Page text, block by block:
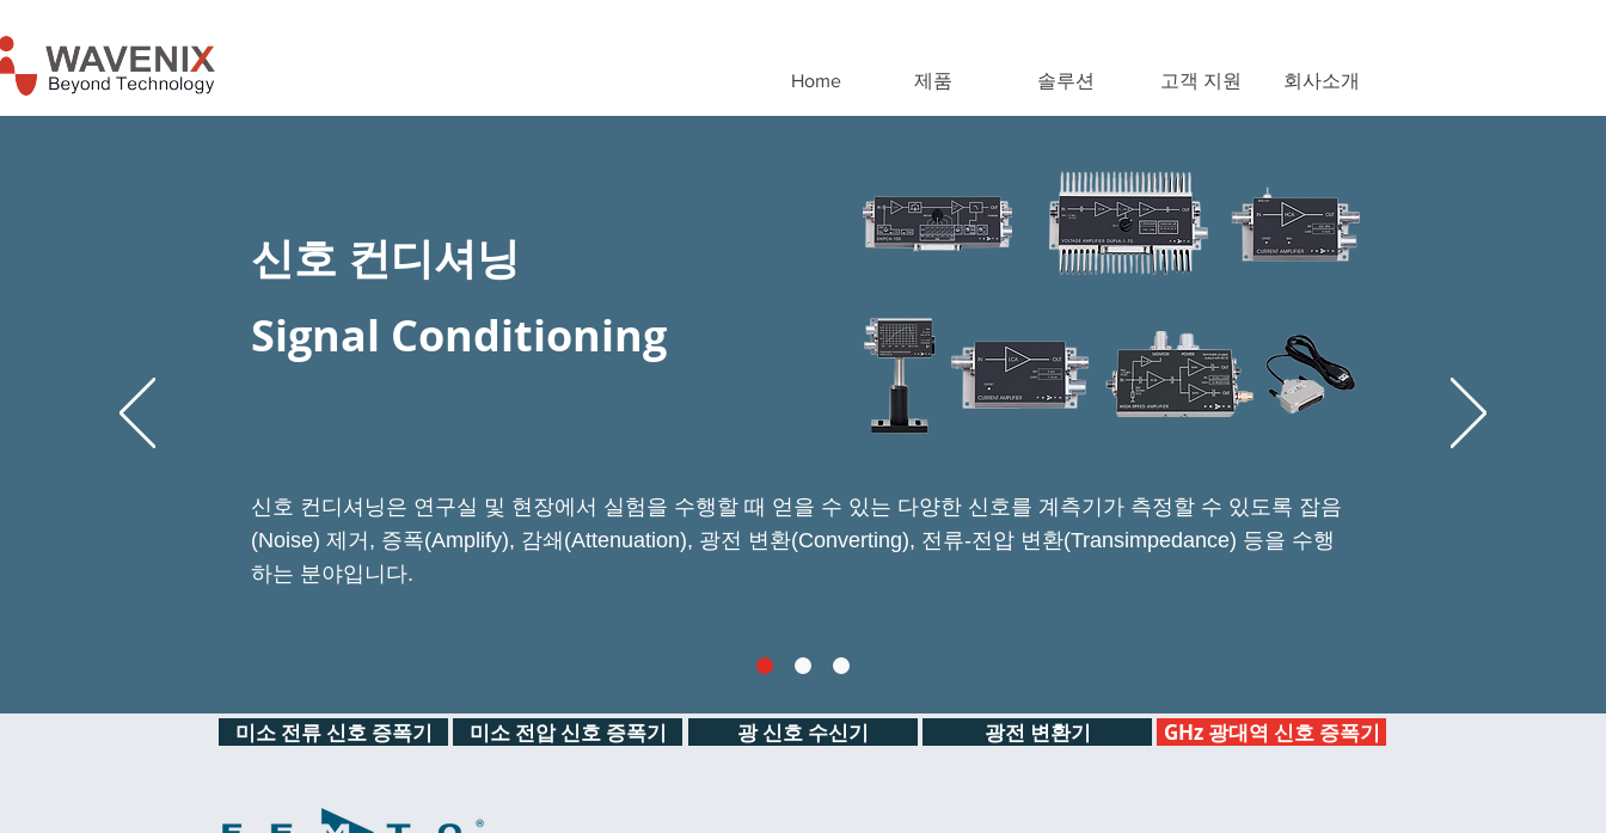
Home 제품 솔루션 고객 지원 회사소개
신호 컨디셔닝
Signal Conditioning
신호 컨디셔닝은 연구실 및 현장에서 실험을 수행할 때 얻을 수 있는 다양한 신호를 계측기가 측정할 수 있도록 잡음
(Noise) 제거, 증폭(Amplify), 감쇄(Attenuation), 광전 변환(Converting), 전류-전압 변환(Transimpedance) 등을 수행
하는 분야입니다.
미소 전류 신호 증폭기 미소 전압 신호 증폭기 광 신호 수신기 광전 변환기 GHz 광대역 신호 증폭기